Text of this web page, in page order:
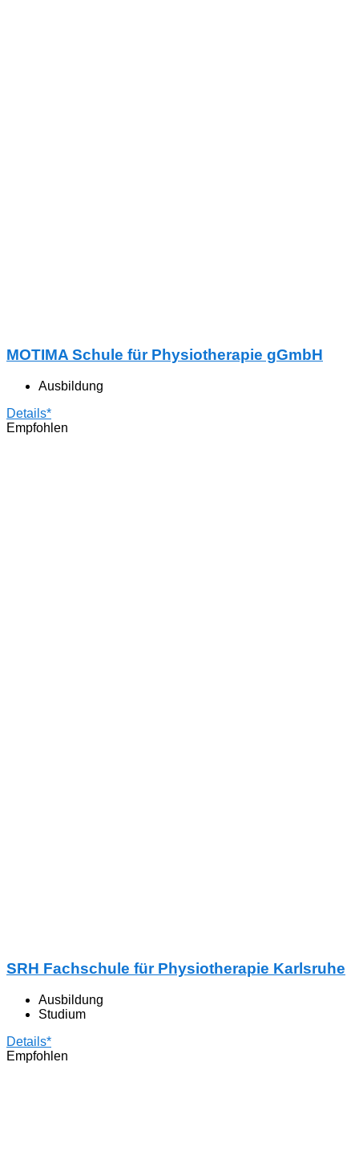
MOTIMA Schule für Physiotherapie gGmbH
Ausbildung
Details*
Empfohlen
SRH Fachschule für Physiotherapie Karlsruhe
Ausbildung
Studium
Details*
Empfohlen